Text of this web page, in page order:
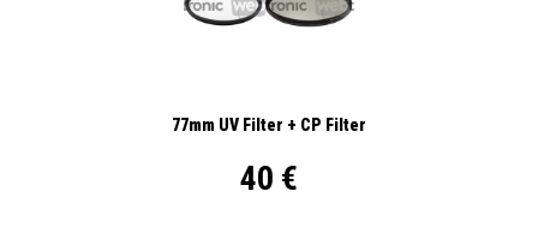
77mm UV Filter + CP Filter
40 €